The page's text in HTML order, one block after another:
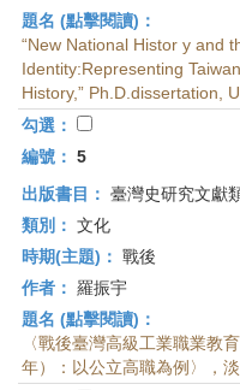
題名 (點擊閱讀)：
“New National Histor y and
Identity:Representing
History,” Ph.D.dissertation,
勾選：
編號： 5
出版書目： 臺灣史研究文獻
類別： 文化
時期(主題)： 戰後
作者： 羅振宇
題名 (點擊閱讀)：
〈戰後臺灣高級工業職業教
年）：以公立高職為例〉，